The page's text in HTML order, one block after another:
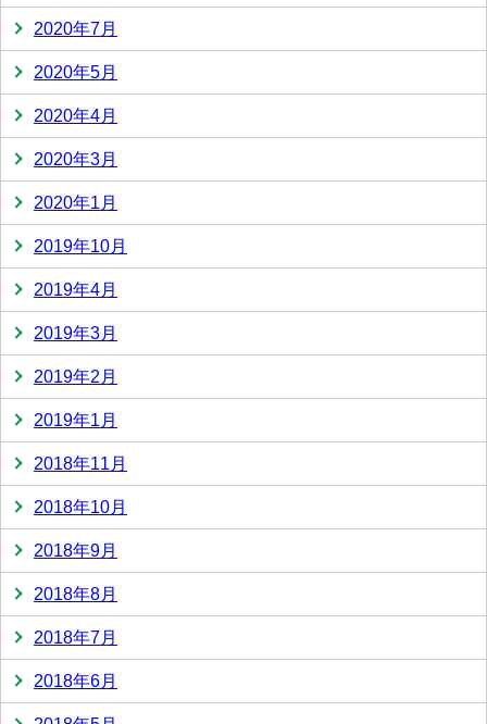
2020年7月
2020年5月
2020年4月
2020年3月
2020年1月
2019年10月
2019年4月
2019年3月
2019年2月
2019年1月
2018年11月
2018年10月
2018年9月
2018年8月
2018年7月
2018年6月